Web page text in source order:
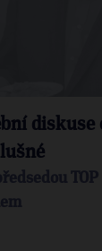
diskuse
TOP